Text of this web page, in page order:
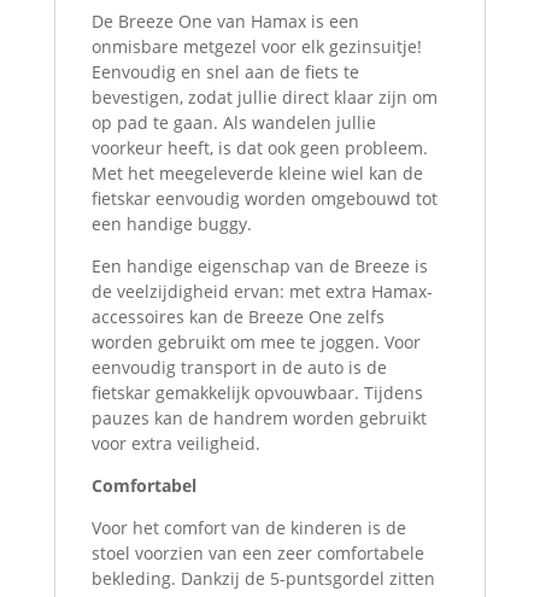
De Breeze One van Hamax is een
onmisbare metgezel voor elk gezinsuitje!
Eenvoudig en snel aan de fiets te
bevestigen, zodat jullie direct klaar zijn om
op pad te gaan. Als wandelen jullie
voorkeur heeft, is dat ook geen probleem.
Met het meegeleverde kleine wiel kan de
fietskar eenvoudig worden omgebouwd tot
een handige buggy.
Een handige eigenschap van de Breeze is
de veelzijdigheid ervan: met extra Hamax-
accessoires kan de Breeze One zelfs
worden gebruikt om mee te joggen. Voor
eenvoudig transport in de auto is de
fietskar gemakkelijk opvouwbaar. Tijdens
pauzes kan de handrem worden gebruikt
voor extra veiligheid.
Comfortabel
Voor het comfort van de kinderen is de
stoel voorzien van een zeer comfortabele
bekleding. Dankzij de 5-puntsgordel zitten